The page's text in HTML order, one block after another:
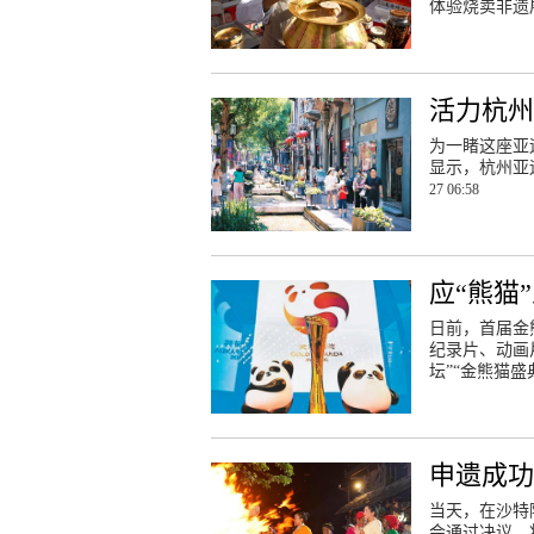
体验烧卖非
活力杭
为一睹这座
显示，杭州
27 06:58
应“熊猫
日前，首届
纪录片、动画
坛”“金熊猫盛
申遗成
当天，在沙